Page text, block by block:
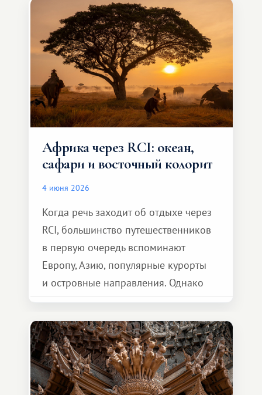
масштабное, но тёплое
и запоминающееся :)
Африка через RCI: океан,
сафари и восточный колорит
4 июня 2026
Когда речь заходит об отдыхе через
RCI, большинство путешественников
в первую очередь вспоминают
Европу, Азию, популярные курорты
и островные направления. Однако
возможности обменной системы
значительно шире. Среди них есть
и Африка — континент, который
способен подарить совершенно иной
формат путешествия.